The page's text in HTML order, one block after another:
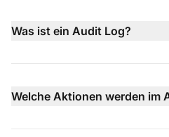
Was ist ein Audit Log?
Welche Aktionen werden im